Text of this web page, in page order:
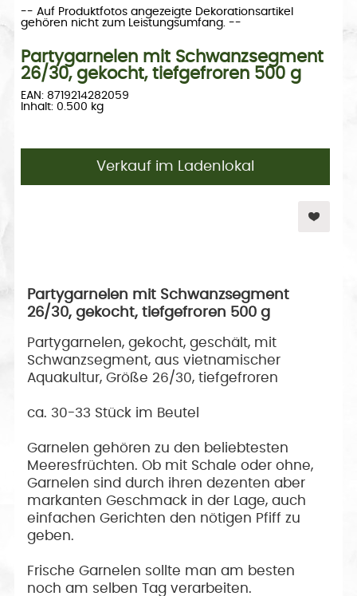
-- Auf Produktfotos angezeigte Dekorationsartikel
gehören nicht zum Leistungsumfang. --
Partygarnelen mit Schwanzsegment
26/30, gekocht, tiefgefroren 500 g
EAN: 8719214282059
Inhalt: 0.500 kg
Verkauf im Ladenlokal
Partygarnelen mit Schwanzsegment
26/30, gekocht, tiefgefroren 500 g
Partygarnelen, gekocht, geschält, mit
Schwanzsegment, aus vietnamischer
Aquakultur, Größe 26/30, tiefgefroren
ca. 30-33 Stück im Beutel
Garnelen gehören zu den beliebtesten
Meeresfrüchten. Ob mit Schale oder ohne,
Garnelen sind durch ihren dezenten aber
markanten Geschmack in der Lage, auch
einfachen Gerichten den nötigen Pfiff zu
geben.
Frische Garnelen sollte man am besten
noch am selben Tag verarbeiten.